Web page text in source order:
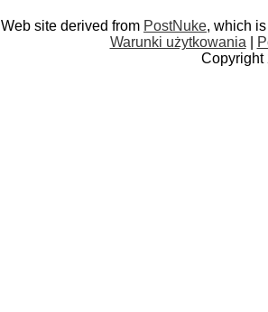
Web site derived from PostNuke, which
Warunki użytkowania
Copyright